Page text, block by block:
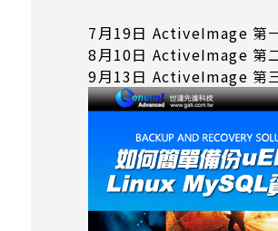
7月19日 ActiveImage 第
8月10日 ActiveImage 第
9月13日 ActiveImage 第